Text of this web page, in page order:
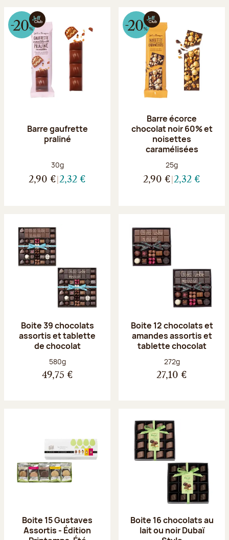
Barre gaufrette
praliné
Poids net :
30g
2,90 € 2,32 €
Barre écorce
chocolat noir 60% et
noisettes
caramélisées
Poids net :
25g
2,90 € 2,32 €
Boite 39 chocolats
assortis et tablette
de chocolat
Poids net :
580g
49,75 €
Boite 12 chocolats et
amandes assortis et
tablette chocolat
Poids net :
272g
27,10 €
Boite 15 Gustaves
Assortis - Édition
Boite 16 chocolats au
lait ou noir Dubaï